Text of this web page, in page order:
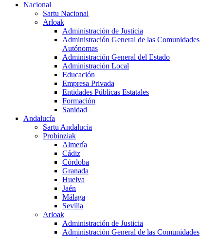
Nacional
Sartu Nacional
Arloak
Administración de Justicia
Administración General de las Comunidades
Autónomas
Administración General del Estado
Administración Local
Educación
Empresa Privada
Entidades Públicas Estatales
Formación
Sanidad
Andalucía
Sartu Andalucía
Probinziak
Almería
Cádiz
Córdoba
Granada
Huelva
Jaén
Málaga
Sevilla
Arloak
Administración de Justicia
Administración General de las Comunidades